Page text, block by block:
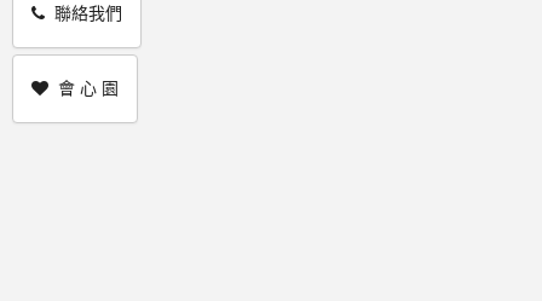
聯絡我們
會 心 園